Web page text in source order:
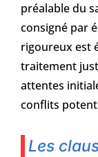
préalable du
consigné par
rigoureux est
traitement
attentes
conflits
Les